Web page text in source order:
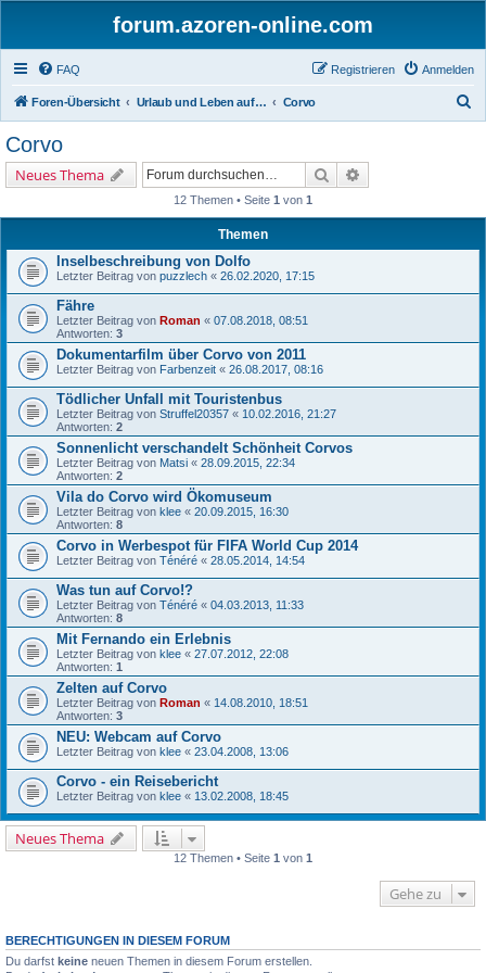
forum.azoren-online.com
FAQ Anmelden
Registrieren
Foren-Übersicht Urlaub und Leben auf den Azoren - Insel für Insel Corvo
Corvo
Neues Thema Suche
12 Themen • Seite 1 von 1
Themen
Inselbeschreibung von Dolfo
Letzter Beitrag von puzzlech « 26.02.2020, 17:15
Fähre
Letzter Beitrag von Roman « 07.08.2018, 08:51
Antworten: 3
Dokumentarfilm über Corvo von 2011
Letzter Beitrag von Farbenzeit « 26.08.2017, 08:16
Tödlicher Unfall mit Touristenbus
Letzter Beitrag von Struffel20357 « 10.02.2016, 21:27
Antworten: 2
Sonnenlicht verschandelt Schönheit Corvos
Letzter Beitrag von Matsi « 28.09.2015, 22:34
Antworten: 2
Vila do Corvo wird Ökomuseum
Letzter Beitrag von klee « 20.09.2015, 16:30
Antworten: 8
Corvo in Werbespot für FIFA World Cup 2014
Letzter Beitrag von Ténéré « 28.05.2014, 14:54
Was tun auf Corvo!?
Letzter Beitrag von Ténéré « 04.03.2013, 11:33
Antworten: 8
Mit Fernando ein Erlebnis
Letzter Beitrag von klee « 27.07.2012, 22:08
Antworten: 1
Zelten auf Corvo
Letzter Beitrag von Roman « 14.08.2010, 18:51
Antworten: 3
NEU: Webcam auf Corvo
Letzter Beitrag von klee « 23.04.2008, 13:06
Corvo - ein Reisebericht
Letzter Beitrag von klee « 13.02.2008, 18:45
Neues Thema
12 Themen • Seite 1 von 1
Gehe zu
BERECHTIGUNGEN IN DIESEM FORUM
Du darfst keine neuen Themen in diesem Forum erstellen.